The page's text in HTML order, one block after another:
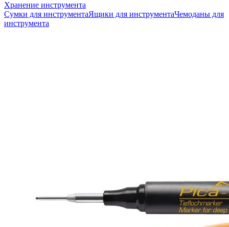
Хранение инструмента
Сумки для инструментаЯщики для инструментаЧемоданы для
инструмента